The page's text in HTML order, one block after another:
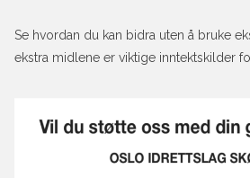
Se hvordan du kan bidra uten å bruke
ekstra midlene er viktige inntektskilder